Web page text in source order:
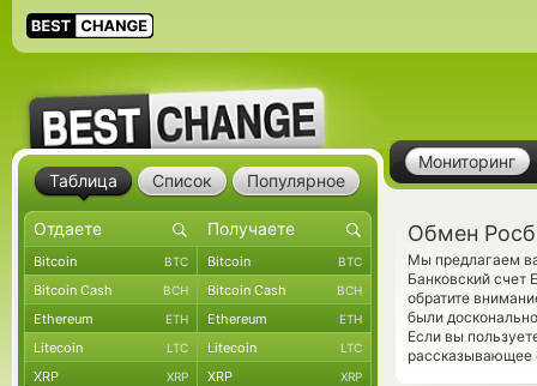
Мониторинг
Обмен
Мы предлагаем
Банковский счет
обратите
были
Если вы
рассказывающее
Таблица Список Популярное
Bitcoin BTC Bitcoin BTC
Bitcoin Cash BCH Bitcoin Cash BCH
Ethereum ETH Ethereum ETH
Litecoin LTC Litecoin LTC
XRP XRP XRP XRP